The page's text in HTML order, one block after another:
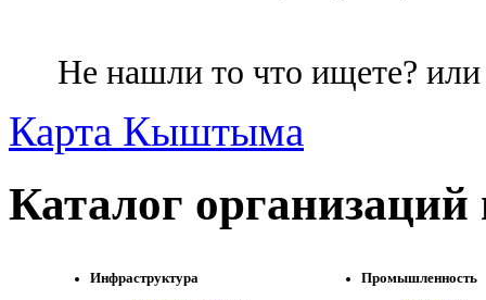
Не нашли то что ищете?
Карта Кыштыма
Каталог
Инфраструктура Промышленность